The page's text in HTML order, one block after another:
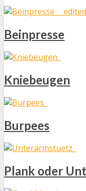
Beinpresse
Kniebeugen
Burpees
Plank oder